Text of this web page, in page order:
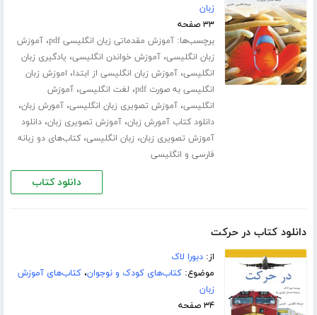
زبان
۳۳ صفحه
برچسب‌ها:آموزش مقدماتی زبان انگلیسی pdf ،آموزش
زبان انگلیسی،آموزش خواندن انگلیسی، یادگیری زبان
انگلیسی،آموزش زبان انگلیسی از ابتدا، اموزش زبان
انگلیسی به صورت pdf
، لغت انگلیسی،آموزش
انگلیسی،آموزش تصویری زبان انگلیسی،آمورش زبان،
دانلود کتاب آمورش زبان،آموزش تصویری زبان،دانلود
آموزش تصویری زبان، زبان انگلیسی،کتاب‌های دو زبانه
فارسی و انگلیسی
دانلود کتاب
دانلود کتاب در حرکت
از:دبورا لاک
موضوع:کتاب‌های کودک و نوجوان،کتاب‌های آموزش
زبان
۳۴ صفحه